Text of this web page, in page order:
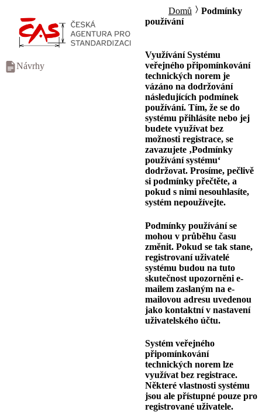
Návrhy
Domů
Podmínky
používání
Využívání Systému
veřejného připomínkování
technických norem je
vázáno na dodržování
následujících podmínek
používání. Tím, že se do
systému přihlásíte nebo jej
budete využívat bez
možnosti registrace, se
zavazujete ‚Podmínky
používání systému‘
dodržovat. Prosíme, pečlivě
si podmínky přečtěte, a
pokud s nimi nesouhlasíte,
systém nepoužívejte.
Podmínky používání se
mohou v průběhu času
změnit. Pokud se tak stane,
registrovaní uživatelé
systému budou na tuto
skutečnost upozorněni e-
mailem zaslaným na e-
mailovou adresu uvedenou
jako kontaktní v nastavení
uživatelského účtu.
Systém veřejného
připomínkování
technických norem lze
využívat bez registrace.
Některé vlastnosti systému
jsou ale přístupné pouze pro
registrované uživatele.